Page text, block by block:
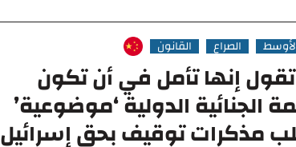
الصراع القانون
إنها تأمل في أن تكون
الجنائية الدولية ‘موضوعية’
مذكرات توقيف بحق إسرائيل